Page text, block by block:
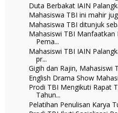
Duta Berbakat IAIN
Mahasiswa TBI ini mahir
Mahasiswa TBI ditunjuk
Mahasiswi TBI
Pema...
Mahasiswi TBI IAIN
pr...
Gigih dan Rajin, Mahasiswi
English Drama Show
Prodi TBI Mengikuti Rapat
Tahun...
Pelatihan Penulisan Karya